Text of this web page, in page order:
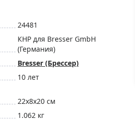
Фонари
Элементы питания, карты
Фотоловушки
Фотооборудование
24481
КНР для Bresser GmbH
(Германия)
Bresser (Брессер)
10 лет
22x8x20 см
1.062 кг